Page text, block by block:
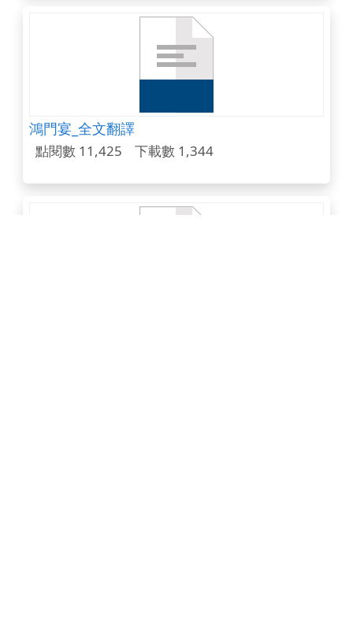
鴻門宴_全文翻譯
點閱數 11,425 下載數 1,344